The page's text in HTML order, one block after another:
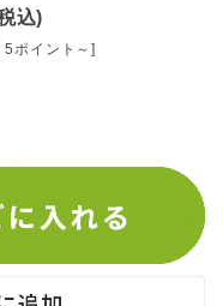
込)
ポイント～]